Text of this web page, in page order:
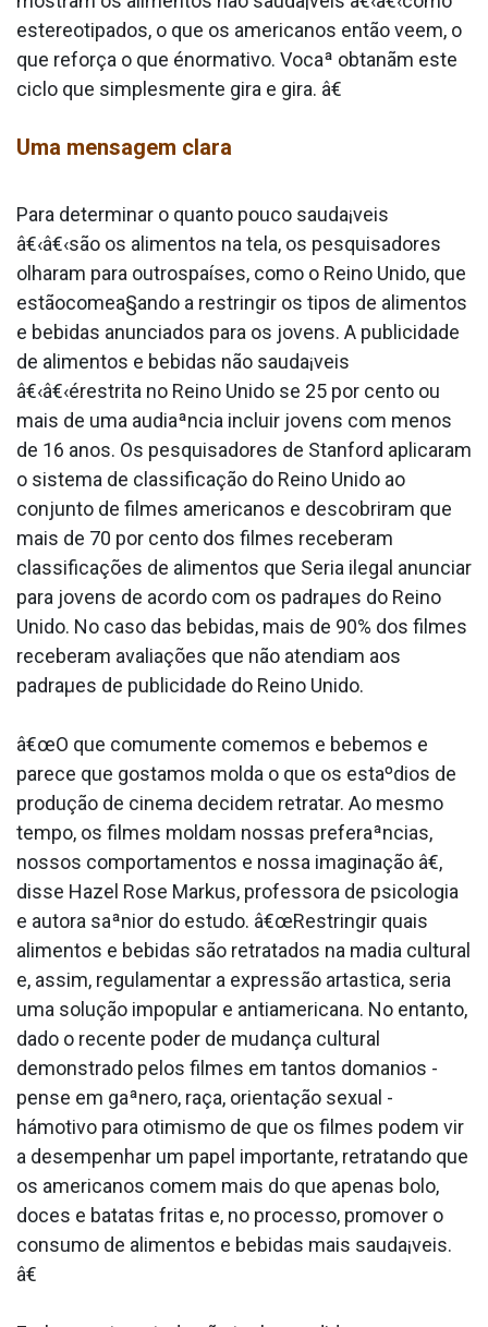
estereotipados, o que os americanos então veem, o
que reforça o que énormativo. Vocaª obtanãm este
ciclo que simplesmente gira e gira. â€
Uma mensagem clara
Para determinar o quanto pouco sauda¡veis
â€‹â€‹são os alimentos na tela, os pesquisadores
olharam para outrospaíses, como o Reino Unido, que
estãocomea§ando a restringir os tipos de alimentos
e bebidas anunciados para os jovens. A publicidade
de alimentos e bebidas não sauda¡veis
â€‹â€‹érestrita no Reino Unido se 25 por cento ou
mais de uma audiaªncia incluir jovens com menos
de 16 anos. Os pesquisadores de Stanford aplicaram
o sistema de classificação do Reino Unido ao
conjunto de filmes americanos e descobriram que
mais de 70 por cento dos filmes receberam
classificações de alimentos que Seria ilegal anunciar
para jovens de acordo com os padraµes do Reino
Unido. No caso das bebidas, mais de 90% dos filmes
receberam avaliações que não atendiam aos
padraµes de publicidade do Reino Unido.
â€œO que comumente comemos e bebemos e
parece que gostamos molda o que os estaºdios de
produção de cinema decidem retratar. Ao mesmo
tempo, os filmes moldam nossas preferaªncias,
nossos comportamentos e nossa imaginação â€,
disse Hazel Rose Markus, professora de psicologia
e autora saªnior do estudo. â€œRestringir quais
alimentos e bebidas são retratados na ma­dia cultural
e, assim, regulamentar a expressão arta­stica, seria
uma solução impopular e antiamericana. No entanto,
dado o recente poder de mudança cultural
demonstrado pelos filmes em tantos doma­nios -
pense em gaªnero, raça, orientação sexual -
hámotivo para otimismo de que os filmes podem vir
a desempenhar um papel importante, retratando que
os americanos comem mais do que apenas bolo,
doces e batatas fritas e, no processo, promover o
consumo de alimentos e bebidas mais sauda¡veis.
â€